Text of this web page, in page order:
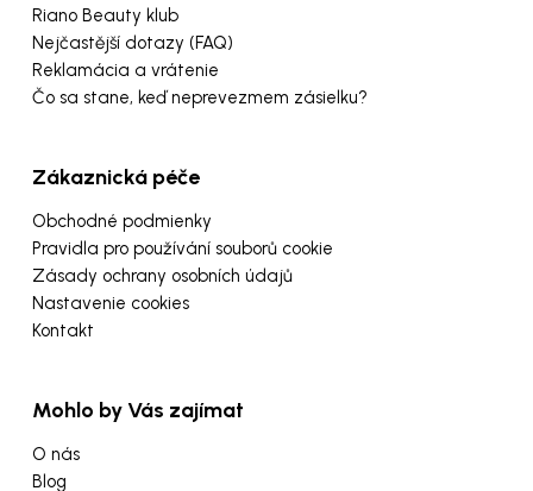
Riano Beauty klub
Nejčastější dotazy (FAQ)
Reklamácia a vrátenie
Čo sa stane, keď neprevezmem zásielku?
Zákaznická péče
Obchodné podmienky
Pravidla pro používání souborů cookie
Zásady ochrany osobních údajů
Nastavenie cookies
Kontakt
Mohlo by Vás zajímat
O nás
Blog